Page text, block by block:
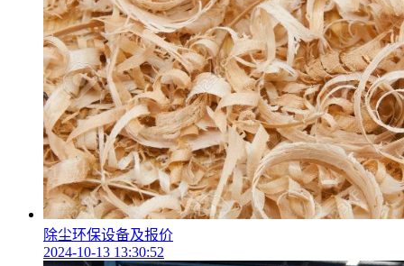
除尘环保设备及报价
2024-10-13 13:30:52